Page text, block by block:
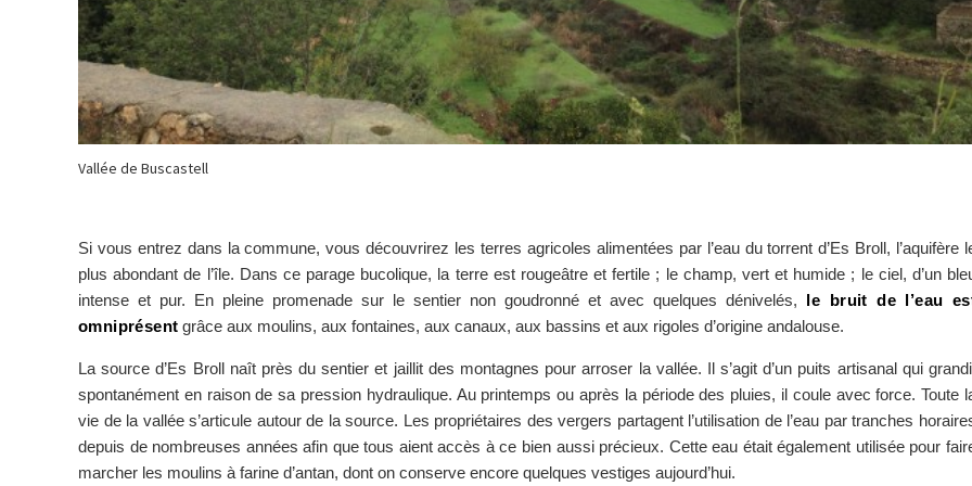
Vallée de Buscastell
Si vous entrez dans la commune, vous découvrirez les terres agricoles alimentées par l’eau du torrent d’Es Broll, l’aquifère
plus abondant de l’île. Dans ce parage bucolique, la terre est rougeâtre et fertile ; le champ, vert et humide ; le ciel, d’un
intense et pur. En pleine promenade sur le sentier non goudronné et avec quelques dénivelés, le bruit de l’eau
omniprésent grâce aux moulins, aux fontaines, aux canaux, aux bassins et aux rigoles d’origine andalouse.
La source d’Es Broll naît près du sentier et jaillit des montagnes pour arroser la vallée. Il s’agit d’un puits artisanal qui
spontanément en raison de sa pression hydraulique. Au printemps ou après la période des pluies, il coule avec force. Toute
vie de la vallée s’articule autour de la source. Les propriétaires des vergers partagent l’utilisation de l’eau par tranches
depuis de nombreuses années afin que tous aient accès à ce bien aussi précieux. Cette eau était également utilisée pour
marcher les moulins à farine d’antan, dont on conserve encore quelques vestiges aujourd’hui.